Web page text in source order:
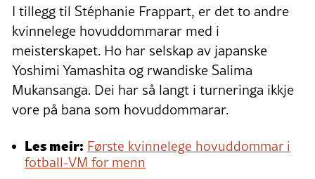
I tillegg til Stéphanie Frappart, er det to andre
kvinnelege hovuddommarar med i
meisterskapet. Ho har selskap av japanske
Yoshimi Yamashita og rwandiske Salima
Mukansanga. Dei har så langt i turneringa ikkje
vore på bana som hovuddommarar.
Les meir: Første kvinnelege hovuddommar i
fotball-VM for menn